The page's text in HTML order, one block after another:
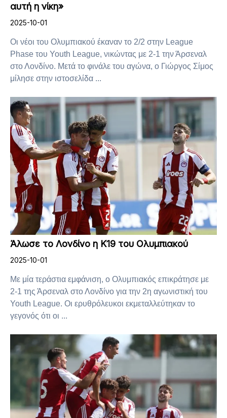
αυτή η νίκη»
2025-10-01
Οι νέοι του Ολυμπιακού έκαναν το 2/2 στην League
Phase του Youth League, νικώντας με 2-1 την Άρσεναλ
στο Λονδίνο. Μετά το φινάλε του αγώνα, ο Γιώργος Σίμος
μίλησε στην ιστοσελίδα ...
Άλωσε το Λονδίνο η Κ19 του Ολυμπιακού
2025-10-01
Με μία τεράστια εμφάνιση, ο Ολυμπιακός επικράτησε με
2-1 της Άρσεναλ στο Λονδίνο για την 2η αγωνιστική του
Youth League. Οι ερυθρόλευκοι εκμεταλλεύτηκαν το
γεγονός ότι οι ...